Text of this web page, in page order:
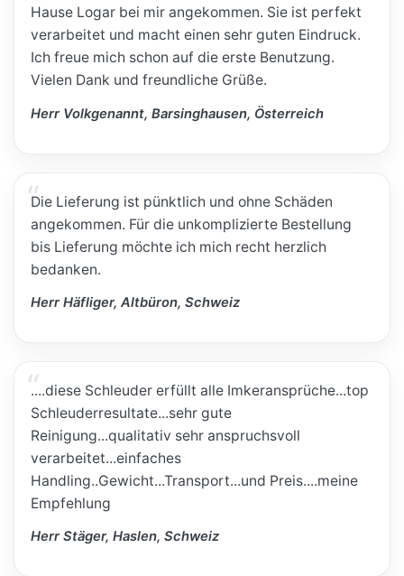
Hause Logar bei mir angekommen. Sie ist perfekt
verarbeitet und macht einen sehr guten Eindruck.
Ich freue mich schon auf die erste Benutzung.
Vielen Dank und freundliche Grüße.
Herr Volkgenannt, Barsinghausen, Österreich
Die Lieferung ist pünktlich und ohne Schäden
angekommen. Für die unkomplizierte Bestellung
bis Lieferung möchte ich mich recht herzlich
bedanken.
Herr Häfliger, Altbüron, Schweiz
....diese Schleuder erfüllt alle Imkeransprüche...top
Schleuderresultate...sehr gute
Reinigung...qualitativ sehr anspruchsvoll
verarbeitet...einfaches
Handling..Gewicht...Transport...und Preis....meine
Empfehlung
Herr Stäger, Haslen, Schweiz